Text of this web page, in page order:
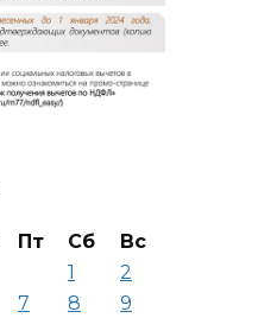
Пт Сб
Вс
1
2
7 8
9